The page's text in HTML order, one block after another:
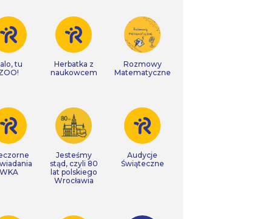
tu
Herbatka z
naukowcem
Rozmowy
Matematyczne
WKA
Jesteśmy
stąd, czyli 80
lat polskiego
Wrocławia
Audycje
Świąteczne